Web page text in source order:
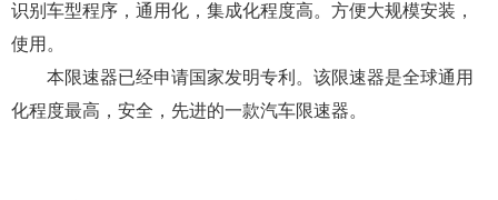
识别车型程序，通用化，集成化程度高。方便大规模安装，
使用。
本限速器已经申请国家发明专利。该限速器是全球通用
化程度最高，安全，先进的一款汽车限速器。